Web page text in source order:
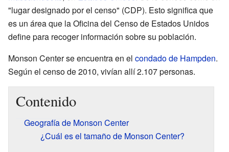
"lugar designado por el censo" (CDP). Esto significa que
es un área que la Oficina del Censo de Estados Unidos
define para recoger información sobre su población.
Monson Center se encuentra en el condado de Hampden.
Según el censo de 2010, vivían allí 2.107 personas.
Contenido
Geografía de Monson Center
¿Cuál es el tamaño de Monson Center?